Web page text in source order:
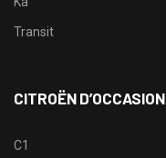
Transit
CITROËN D’OCCASION
C1